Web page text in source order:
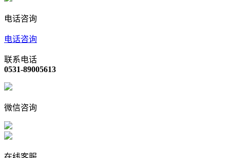
电话咨询
电话咨询
联系电话
0531-89005613
微信咨询